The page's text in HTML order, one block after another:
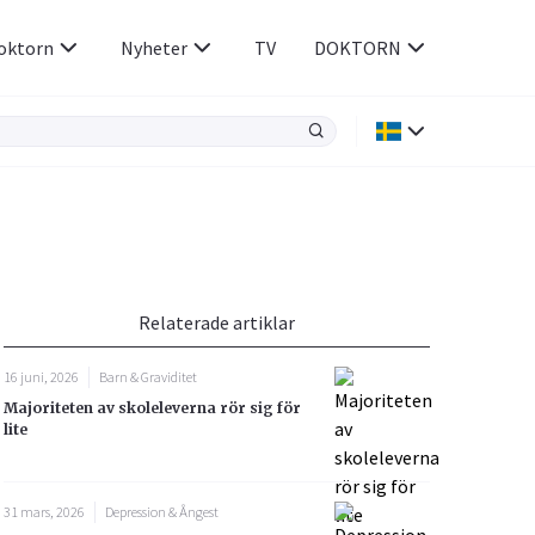
Rörelseapparaten
Sex & Samliv
Sömn & Stress
Nyheter TV DOKTORN
Relaterade artiklar
16 juni, 2026
Barn & Graviditet
Majoriteten av skoleleverna rör sig för
lite
31 mars, 2026
Depression & Ångest